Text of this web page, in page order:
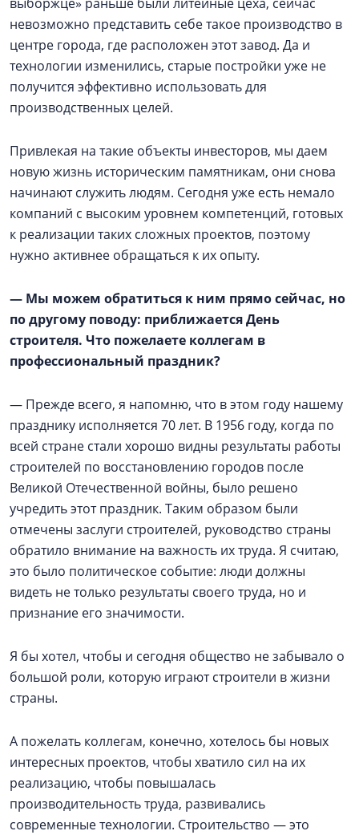
невозможно представить себе такое производство в
центре города, где расположен этот завод. Да и
технологии изменились, старые постройки уже не
получится эффективно использовать для
производственных целей.
Привлекая на такие объекты инвесторов, мы даем
новую жизнь историческим памятникам, они снова
начинают служить людям. Сегодня уже есть немало
компаний с высоким уровнем компетенций, готовых
к реализации таких сложных проектов, поэтому
нужно активнее обращаться к их опыту.
— Мы можем обратиться к ним прямо сейчас, но
по другому поводу: приближается День
строителя. Что пожелаете коллегам в
профессиональный праздник?
— Прежде всего, я напомню, что в этом году нашему
празднику исполняется 70 лет. В 1956 году, когда по
всей стране стали хорошо видны результаты работы
строителей по восстановлению городов после
Великой Отечественной войны, было решено
учредить этот праздник. Таким образом были
отмечены заслуги строителей, руководство страны
обратило внимание на важность их труда. Я считаю,
это было политическое событие: люди должны
видеть не только результаты своего труда, но и
признание его значимости.
Я бы хотел, чтобы и сегодня общество не забывало о
большой роли, которую играют строители в жизни
страны.
А пожелать коллегам, конечно, хотелось бы новых
интересных проектов, чтобы хватило сил на их
реализацию, чтобы повышалась
производительность труда, развивались
современные технологии. Строительство — это